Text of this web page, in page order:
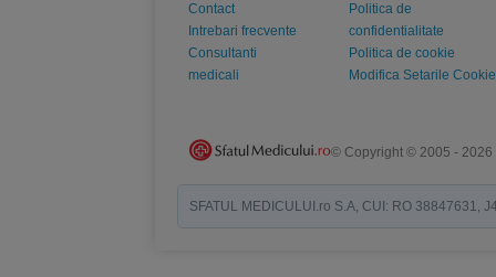
Contact
Intrebari frecvente
Consultanti
medicali
Politica de
confidentialitate
Politica de cookie
Modifica Setarile Cookie
© Copyright © 2005 - 2026
SFATUL MEDICULUI.ro S.A, CUI: RO 38847631,